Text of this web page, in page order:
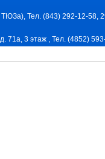
Тел. (843) 292-12-
71a, 3 этаж , Тел. (4852)